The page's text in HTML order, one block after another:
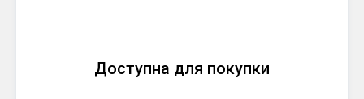
Доступна для покупки